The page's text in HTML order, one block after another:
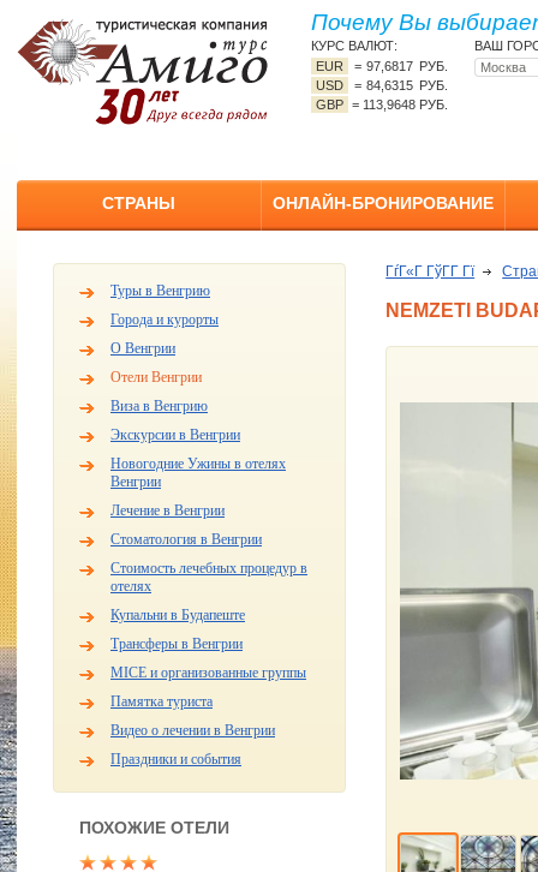
Почему Вы
КУРС ВАЛЮТ:
EUR
=97,6817 РУБ.
USD
=84,6315 РУБ.
GBP = 113,9648 РУБ.
ВАШ
СТРАНЫ ОНЛАЙН-БРОНИРОВАНИЕ
Туры в Венгрию
Города и курорты
О Венгрии
Отели Венгрии
Виза в Венгрию
Экскурсии в Венгрии
Новогодние Ужины в отелях
Венгрии
Лечение в Венгрии
Стоматология в Венгрии
Стоимость лечебных процедур в
отелях
Купальни в Будапеште
Трансферы в Венгрии
MICE и организованные группы
Памятка туриста
Видео о лечении в Венгрии
Праздники и события
ПОХОЖИЕ ОТЕЛИ
ГѓГ«Г ГўГ­Г Гї
NEMZETI